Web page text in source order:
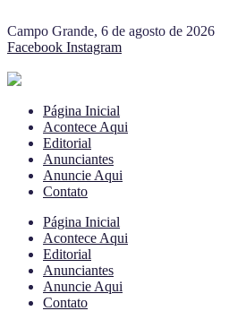
Campo Grande, 6 de agosto de 2026
Facebook Instagram
Página Inicial
Acontece Aqui
Editorial
Anunciantes
Anuncie Aqui
Contato
Página Inicial
Acontece Aqui
Editorial
Anunciantes
Anuncie Aqui
Contato